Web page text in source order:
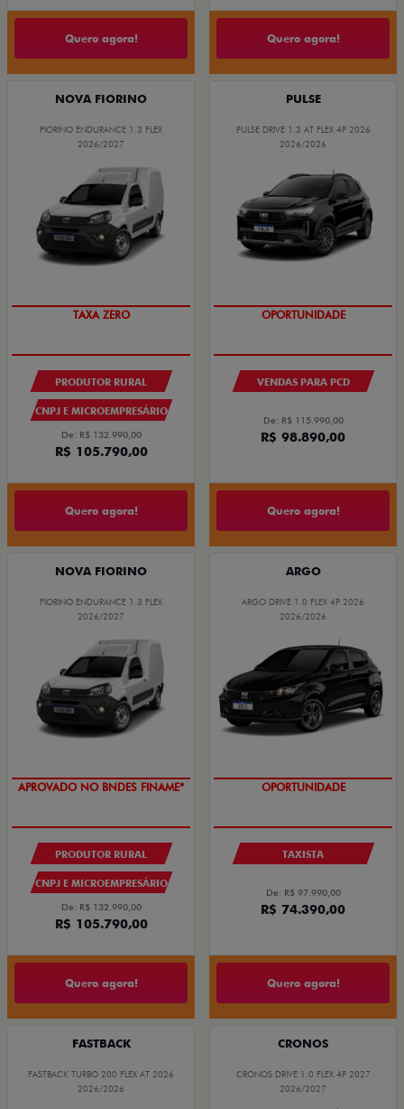
Quero agora! Quero agora!
NOVA FIORINO
FIORINO ENDURANCE 1.3 FLEX
2026/2027
TAXA ZERO
PRODUTOR RURAL
CNPJ E MICROEMPRESÁRIO
De: R$ 132.990,00
R$ 105.790,00
Quero agora!
PULSE
PULSE DRIVE 1.3 AT FLEX 4P 2026
2026/2026
OPORTUNIDADE
VENDAS PARA PCD
De: R$ 115.990,00
R$ 98.890,00
Quero agora!
NOVA FIORINO
FIORINO ENDURANCE 1.3 FLEX
2026/2027
APROVADO NO BNDES FINAME*
PRODUTOR RURAL
CNPJ E MICROEMPRESÁRIO
De: R$ 132.990,00
R$ 105.790,00
Quero agora!
ARGO
ARGO DRIVE 1.0 FLEX 4P 2026
2026/2026
OPORTUNIDADE
TAXISTA
De: R$ 97.990,00
R$ 74.390,00
Quero agora!
FASTBACK
FASTBACK TURBO 200 FLEX AT 2026
2026/2026
CRONOS
CRONOS DRIVE 1.0 FLEX 4P 2027
2026/2027